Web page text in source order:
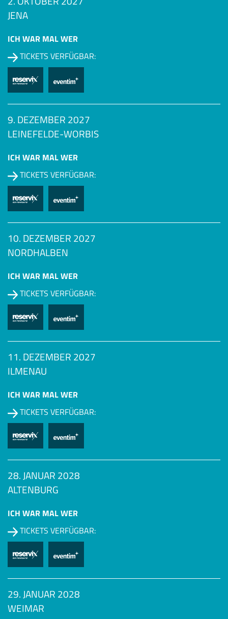
JENA
ICH WAR MAL WER
TICKETS VERFÜGBAR:
9. DEZEMBER 2027
LEINEFELDE-WORBIS
ICH WAR MAL WER
TICKETS VERFÜGBAR:
10. DEZEMBER 2027
NORDHALBEN
ICH WAR MAL WER
TICKETS VERFÜGBAR:
11. DEZEMBER 2027
ILMENAU
ICH WAR MAL WER
TICKETS VERFÜGBAR:
28. JANUAR 2028
ALTENBURG
ICH WAR MAL WER
TICKETS VERFÜGBAR:
29. JANUAR 2028
WEIMAR